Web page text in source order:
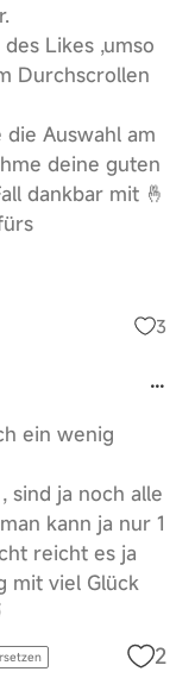
Likes ,umso
Durchscrollen
Auswahl am
deine guten
dankbar mit 🤞
3
ein wenig
sind ja noch alle
kann ja nur 1
reicht es ja
mit viel Glück
2